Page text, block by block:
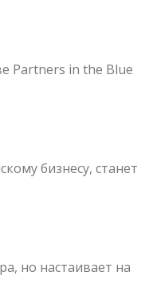
Partners in the Blue
бизнесу, станет
но настаивает на